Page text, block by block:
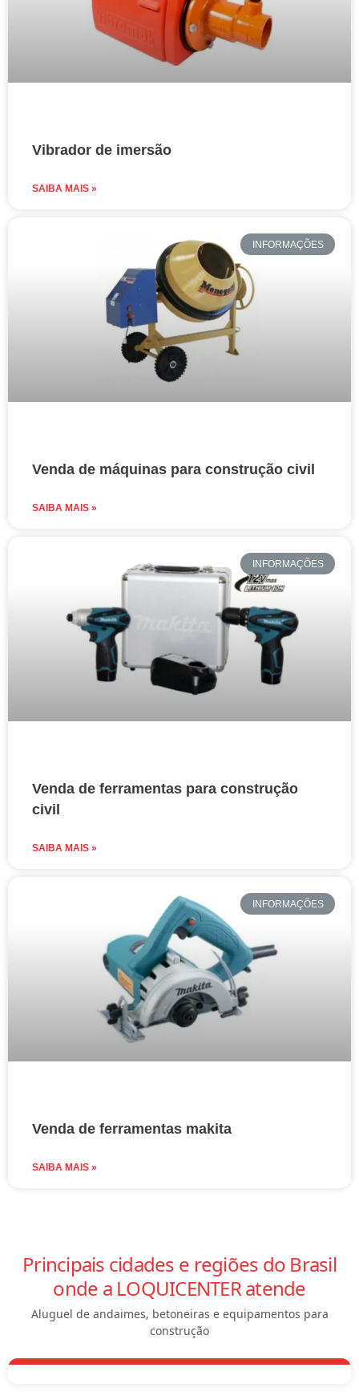
Vibrador de imersão
SAIBA MAIS »
INFORMAÇÕES
Venda de máquinas para construção civil
SAIBA MAIS »
INFORMAÇÕES
Venda de ferramentas para construção
civil
SAIBA MAIS »
INFORMAÇÕES
Venda de ferramentas makita
SAIBA MAIS »
Principais cidades e regiões do Brasil
onde a LOQUICENTER atende
Aluguel de andaimes, betoneiras e equipamentos para
construção